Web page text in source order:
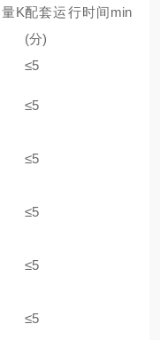
K配套运行时间min
(分)
≤5
≤5
≤5
≤5
≤5
≤5